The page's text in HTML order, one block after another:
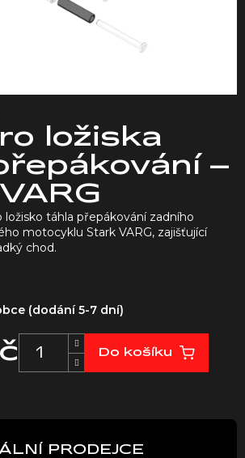
ložiska
–
(dodání 5-7 dní)
Do košíku
ložisko táhla přepákování zadního
motocyklu Stark VARG, zajišťující
chod.
PRODEJCE